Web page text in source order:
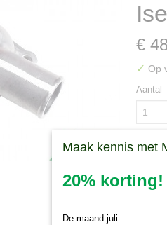
€
✓ Op
Aantal
Maak kennis met
20% korting!
De maand juli